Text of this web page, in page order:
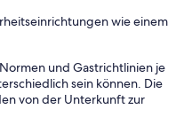
wie einem
und Gastrichtlinien je
sein können. Die
von der Unterkunft zur